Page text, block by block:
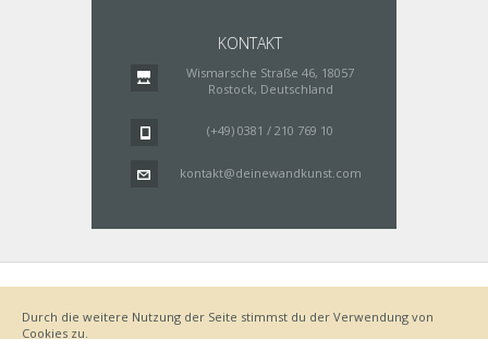
KONTAKT
Wismarsche Straße 46, 18057
Rostock, Deutschland
(+49) 0381 / 210 769 10
kontakt@deinewandkunst.com
Datenschutz
Lieferung
Bestellvorgang
AGB
Durch die weitere Nutzung der Seite stimmst du der Verwendung von
Cookies zu.